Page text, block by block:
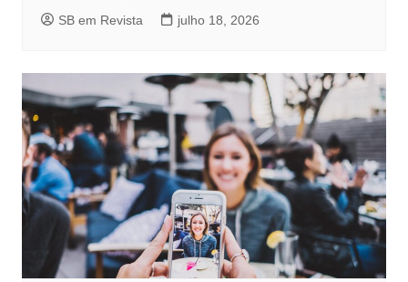
SB em Revista julho 18, 2026